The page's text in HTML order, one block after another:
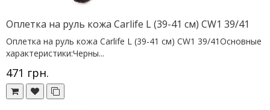
Оплетка на руль кожа Сarlife L (39-41 см) CW1 39/41
Оплетка на руль кожа Сarlife L (39-41 см) CW1 39/41Основные
характеристики:Черны...
471 грн.